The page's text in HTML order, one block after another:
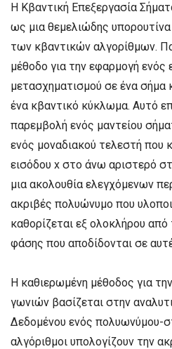
Η Κβαντική Επεξεργασία
ως μια θεμελιώδης
των κβαντικών αλγορίθμων.
μέθοδο για την εφαρμογή ενός
μετασχηματισμού σε ένα σήμα
ένα κβαντικό κύκλωμα. Αυτό
παρεμβολή ενός μαντείου
ενός μοναδιακού τελεστή που
εισόδου x στο άνω αριστερό
μια ακολουθία ελεγχόμενων
ακριβές πολυώνυμο που
καθορίζεται εξ ολοκλήρου
φάσης που αποδίδονται σε
Η καθιερωμένη μέθοδος για
γωνιών βασίζεται στην
Δεδομένου ενός πολυωνύμου-
αλγόριθμοι υπολογίζουν την